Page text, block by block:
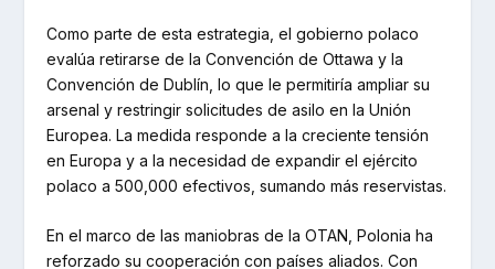
Como parte de esta estrategia, el gobierno polaco
evalúa retirarse de la Convención de Ottawa y la
Convención de Dublín, lo que le permitiría ampliar su
arsenal y restringir solicitudes de asilo en la Unión
Europea. La medida responde a la creciente tensión
en Europa y a la necesidad de expandir el ejército
polaco a 500,000 efectivos, sumando más reservistas.
En el marco de las maniobras de la OTAN, Polonia ha
reforzado su cooperación con países aliados. Con